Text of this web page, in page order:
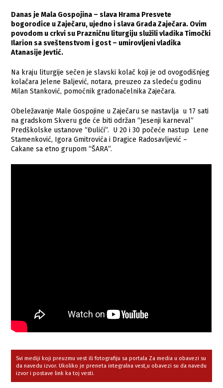
Danas je Mala Gospojina – slava Hrama Presvete
bogorodice u Zaječaru, ujedno i slava Grada Zaječara. Ovim
povodom u crkvi su Prazničnu liturgiju služili vladika Timočki
Ilarion sa sveštenstvom i gost – umirovljeni vladika
Atanasije Jevtić.
Na kraju liturgije sečen je slavski kolač koji je od ovogodišnjeg
kolačara Jelene Baljević, notara, preuzeo za sledeću godinu
Milan Stanković, pomoćnik gradonačelnika Zaječara.
Obeležavanje Male Gospojine u Zaječaru se nastavlja u 17 sati
na gradskom Skveru gde će biti održan “Jesenji karneval”
Predškolske ustanove “Đulići”. U 20 i 30 počeće nastup Lene
Stamenković, Igora Gmitrovića i Dragice Radosavljević –
Cakane sa etno grupom “ŠARA”.
Svi mediji koji preuzmu vest ili fotografiju sa portala Za media u obavezi su
da navedu izvor. Ukoliko je preneta integralna vest,u obavezi su da navedu
izvor i postave link ka toj vesti.